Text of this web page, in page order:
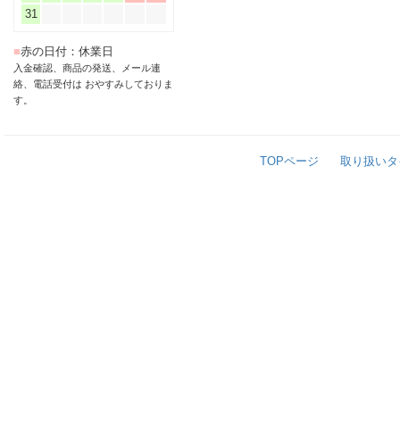
31
■赤の日付：休業日
入金確認、商品の発送、メール連
絡、電話受付は おやすみしておりま
す。
TOPページ 取り扱い